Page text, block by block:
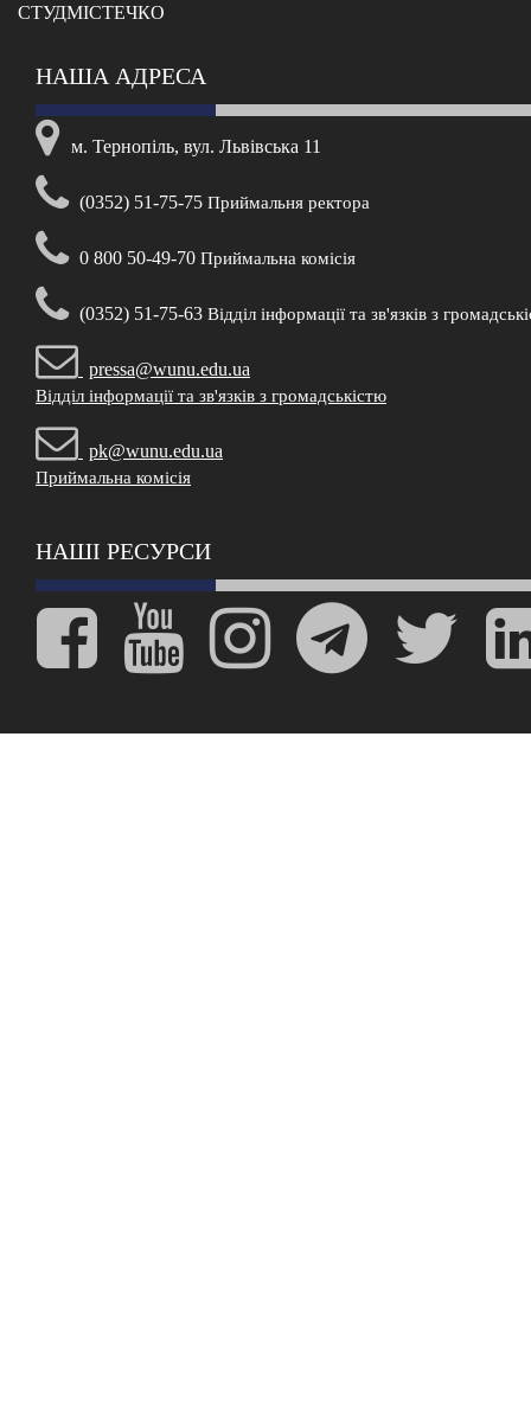
CТУДМІСТЕЧКО
НАША АДРЕСА
м. Тернопіль, вул. Львівська 11
(0352) 51-75-75 Приймальня ректора
0 800 50-49-70 Приймальна комісія
(0352) 51-75-63 Відділ інформації та зв'язків з
pressa@wunu.edu.ua
Відділ інформації та зв'язків з громадськістю
pk@wunu.edu.ua
Приймальна комісія
НАШІ РЕСУРСИ